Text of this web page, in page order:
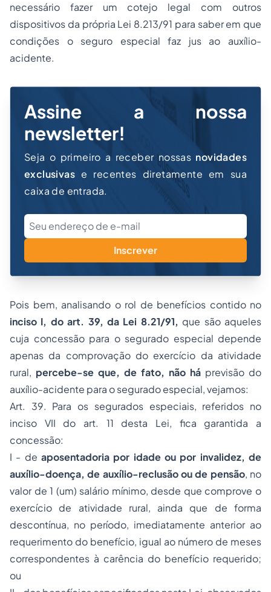
necessário fazer um cotejo legal com outros
dispositivos da própria Lei 8.213/91 para saber em que
condições o seguro especial faz jus ao auxílio-
acidente.
Assine a nossa
newsletter!
Seja o primeiro a receber nossas novidades
exclusivas e recentes diretamente em sua
caixa de entrada.
Inscrever
Pois bem, analisando o rol de benefícios contido no
inciso I, do art. 39, da Lei 8.21/91, que são aqueles
cuja concessão para o segurado especial depende
apenas da comprovação do exercício da atividade
rural, percebe-se que, de fato, não há previsão do
auxílio-acidente para o segurado especial, vejamos:
Art. 39. Para os segurados especiais, referidos no
inciso VII do art. 11 desta Lei, fica garantida a
concessão:
I - de aposentadoria por idade ou por invalidez, de
auxílio-doença, de auxílio-reclusão ou de pensão, no
valor de 1 (um) salário mínimo, desde que comprove o
exercício de atividade rural, ainda que de forma
descontínua, no período, imediatamente anterior ao
requerimento do benefício, igual ao número de meses
correspondentes à carência do benefício requerido;
ou